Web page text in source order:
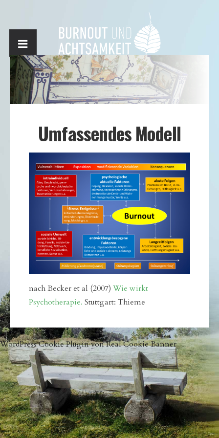
Umfassendes Modell
nach Becker et al (2007) Wie wirkt
Psychotherapie. Stuttgart: Thieme
WordPress Cookie Plugin von Real Cookie Banner